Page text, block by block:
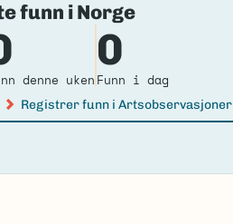
funn i Norge
denne uken
0
Funn i dag
Registrer funn i Artsobservasjoner
(Ekstern lenke)